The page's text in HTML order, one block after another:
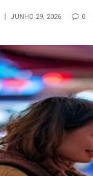
JUNHO 29, 2026 0